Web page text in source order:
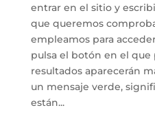
entrar en el sitio y
que queremos
empleamos para
pulsa el botón en el que
resultados aparecerán
un mensaje verde,
están...